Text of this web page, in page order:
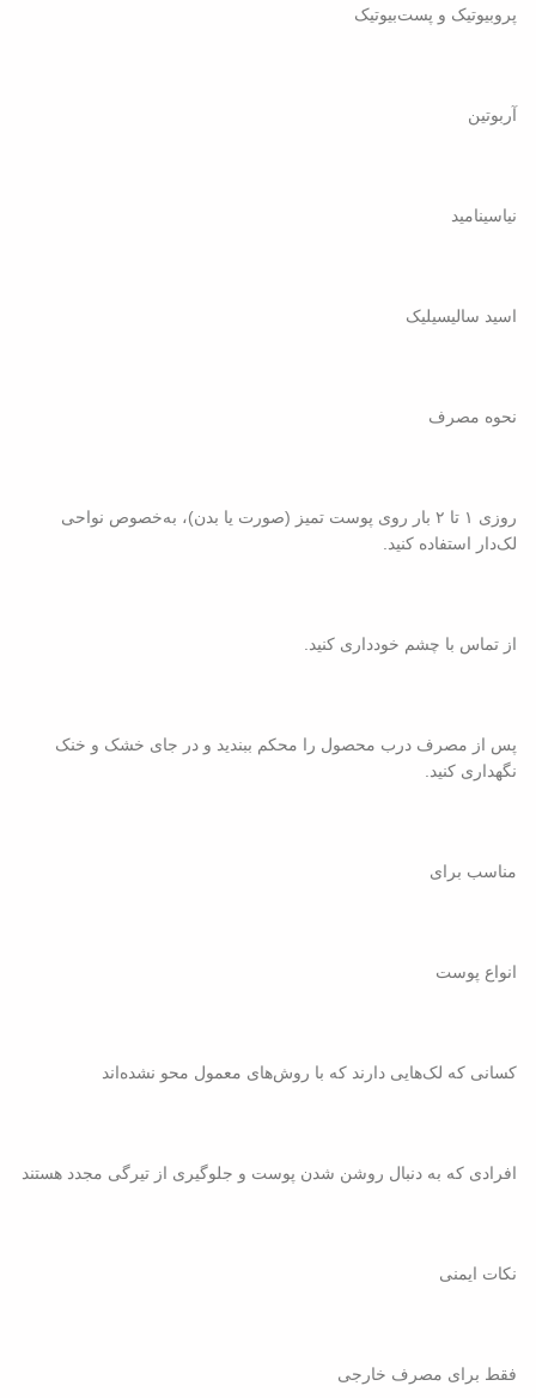
پروبیوتیک و پست‌بیوتیک
آربوتین
نیاسینامید
اسید سالیسیلیک
نحوه مصرف
روزی ۱ تا ۲ بار روی پوست تمیز (صورت یا بدن)، به‌خصوص نواحی
لک‌دار استفاده کنید.
از تماس با چشم خودداری کنید.
پس از مصرف درب محصول را محکم ببندید و در جای خشک و خنک
نگهداری کنید.
مناسب برای
انواع پوست
کسانی که لک‌هایی دارند که با روش‌های معمول محو نشده‌اند
افرادی که به دنبال روشن شدن پوست و جلوگیری از تیرگی مجدد هستند
نکات ایمنی
فقط برای مصرف خارجی